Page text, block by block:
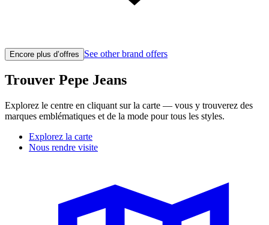
Encore plus d’offres See other brand offers
Trouver Pepe Jeans
Explorez le centre en cliquant sur la carte — vous y trouverez des
marques emblématiques et de la mode pour tous les styles.
Explorez la carte
Nous rendre visite